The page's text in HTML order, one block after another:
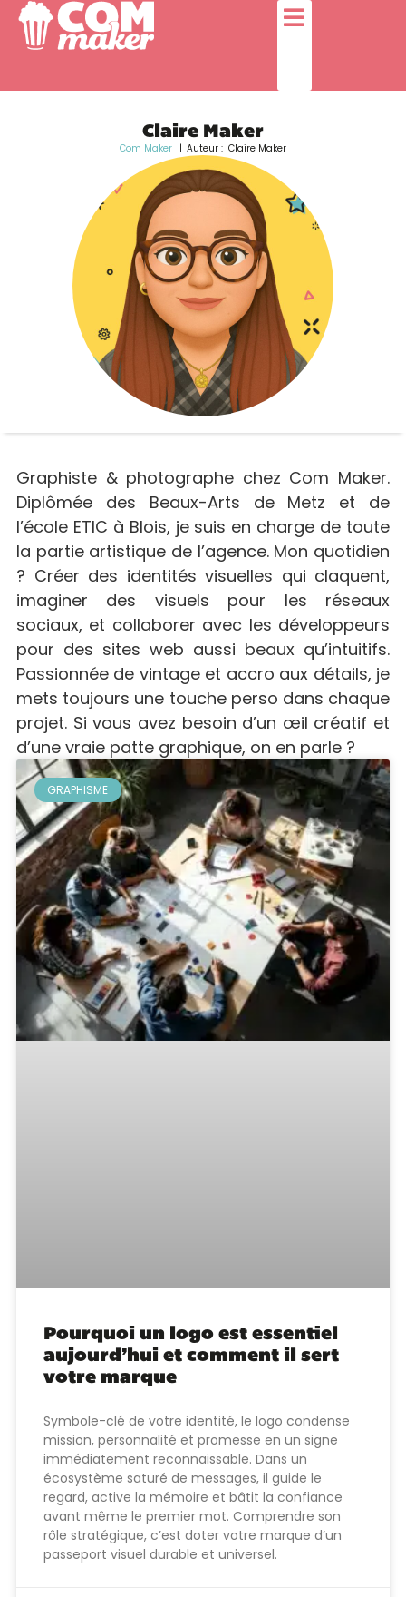
Claire Maker
Com Maker Auteur : Claire Maker
Graphiste & photographe chez Com Maker.
Diplômée des Beaux-Arts de Metz et de
l’école ETIC à Blois, je suis en charge de toute
la partie artistique de l’agence. Mon quotidien
? Créer des identités visuelles qui claquent,
imaginer des visuels pour les réseaux
sociaux, et collaborer avec les développeurs
pour des sites web aussi beaux qu’intuitifs.
Passionnée de vintage et accro aux détails, je
mets toujours une touche perso dans chaque
projet. Si vous avez besoin d’un œil créatif et
d’une vraie patte graphique, on en parle ?
GRAPHISME
Pourquoi un logo est essentiel
aujourd’hui et comment il sert
votre marque
Symbole-clé de votre identité, le logo condense
mission, personnalité et promesse en un signe
immédiatement reconnaissable. Dans un
écosystème saturé de messages, il guide le
regard, active la mémoire et bâtit la confiance
avant même le premier mot. Comprendre son
rôle stratégique, c’est doter votre marque d’un
passeport visuel durable et universel.